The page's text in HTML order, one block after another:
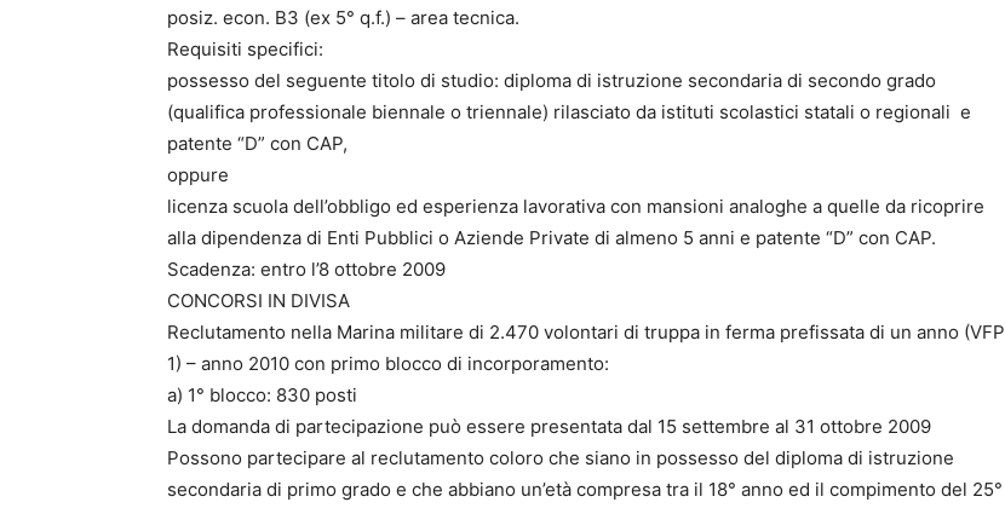
posiz. econ. B3 (ex 5° q.f.) – area tecnica.
Requisiti specifici:
possesso del seguente titolo di studio: diploma di istruzione secondaria di secondo grado
(qualifica professionale biennale o triennale) rilasciato da istituti scolastici statali o regionali e
patente “D” con CAP,
oppure
licenza scuola dell’obbligo ed esperienza lavorativa con mansioni analoghe a quelle da ricoprire
alla dipendenza di Enti Pubblici o Aziende Private di almeno 5 anni e patente “D” con CAP.
Scadenza: entro l’8 ottobre 2009
CONCORSI IN DIVISA
Reclutamento nella Marina militare di 2.470 volontari di truppa in ferma prefissata di un anno (VFP
1) – anno 2010 con primo blocco di incorporamento:
a) 1° blocco: 830 posti
La domanda di partecipazione può essere presentata dal 15 settembre al 31 ottobre 2009
Possono partecipare al reclutamento coloro che siano in possesso del diploma di istruzione
secondaria di primo grado e che abbiano un’età compresa tra il 18° anno ed il compimento del 25°